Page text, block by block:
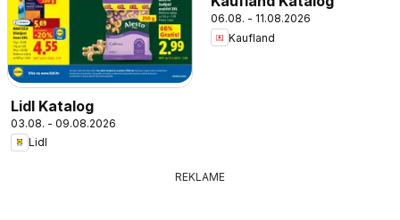
Lidl Katalog
03.08. - 09.08.2026
Lidl
06.08. - 11.08.2026
Kaufland
REKLAME